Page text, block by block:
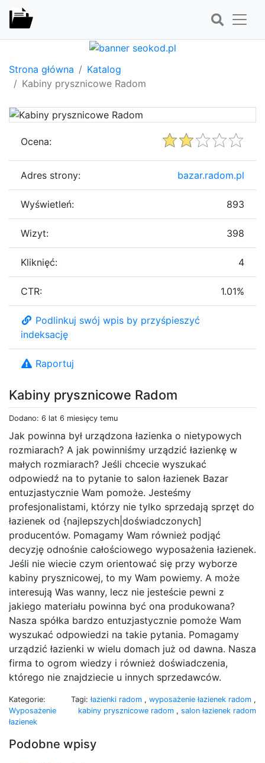
Strona główna
Katalog
Kabiny prysznicowe Radom
Kabiny prysznicowe Radom
Dodano: 6 lat 6 miesięcy temu
Jak powinna był urządzona łazienka o nietypowych
rozmiarach? A jak powinniśmy urządzić łazienkę w
małych rozmiarach? Jeśli chcecie wyszukać
odpowiedź na to pytanie to salon łazienek Bazar
entuzjastycznie Wam pomoże. Jesteśmy
profesjonalistami, którzy nie tylko sprzedają sprzęt do
łazienek od {najlepszych|doświadczonych]
producentów. Pomagamy Wam również podjąć
decyzję odnośnie całościowego wyposażenia łazienek.
Jeśli nie wiecie czym orientować się przy wyborze
kabiny prysznicowej, to my Wam powiemy. A może
interesują Was wanny, lecz nie jesteście pewni z
jakiego materiału powinna być ona produkowana?
Nasza spółka bardzo entuzjastycznie pomoże Wam
wyszukać odpowiedzi na takie pytania. Pomagamy
urządzić łazienki w wielu domach już od dawna. Nasza
firma to ogrom wiedzy i również doświadczenia,
którego nie znajdziecie u innych sprzedawców.
Kategorie:
Wyposażenie
łazienek
Tagi: łazienki radom , wyposażenie łazienek radom ,
kabiny prysznicowe radom , salon łazienek radom
Podobne wpisy
Ocena:
Adres strony: bazar.radom.pl
Wyświetleń: 893
Wizyt: 398
Kliknięć: 4
CTR: 1.01%
Podlinkuj swój wpis by przyśpieszyć
indeksację
Raportuj